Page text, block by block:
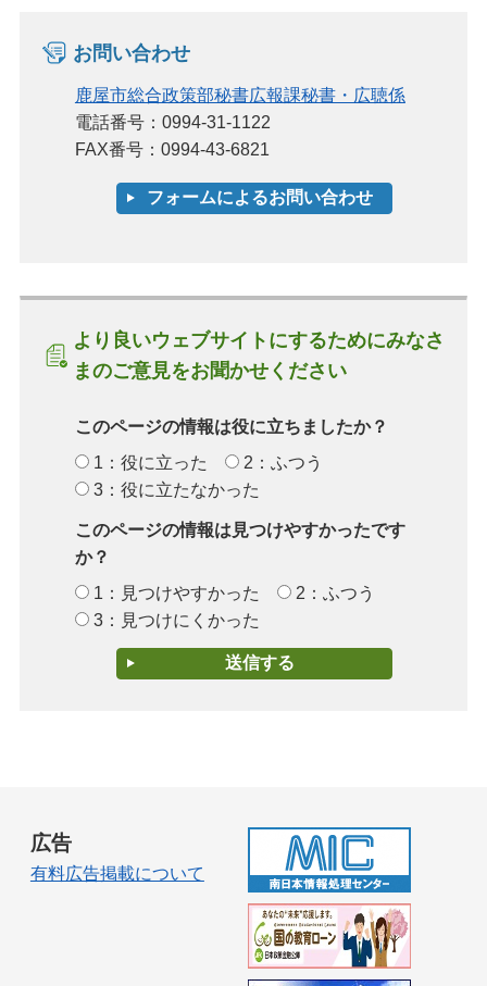
お問い合わせ
鹿屋市総合政策部秘書広報課秘書・広聴係
電話番号：0994-31-1122
FAX番号：0994-43-6821
より良いウェブサイトにするためにみなさ
まのご意見をお聞かせください
このページの情報は役に立ちましたか？
1：役に立った
2：ふつう
3：役に立たなかった
このページの情報は見つけやすかったです
か？
1：見つけやすかった
2：ふつう
3：見つけにくかった
広告
有料広告掲載について